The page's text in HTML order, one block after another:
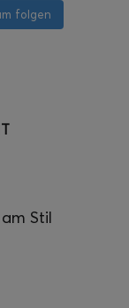
folgen
Stil